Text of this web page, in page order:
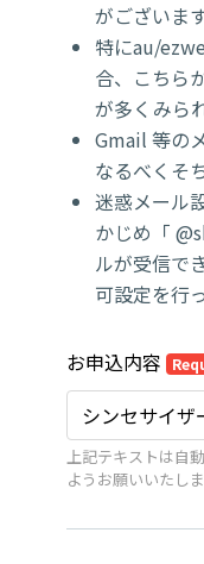
がございます
特にau/
合、こちら
が多くみら
Gmail 等の
なるべくそ
迷惑メール
かじめ「
ルが受信で
可設定を行
お申込内容
上記テキストは自
ようお願いいたしま